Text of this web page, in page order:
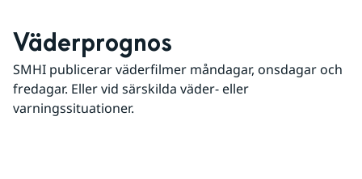
Väderprognos
SMHI publicerar väderfilmer måndagar, onsdagar och
fredagar. Eller vid särskilda väder- eller
varningssituationer.